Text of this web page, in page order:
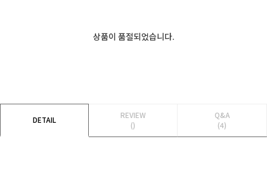
상품이 품절되었습니다.
DETAIL
REVIEW
()
Q&A
(4)